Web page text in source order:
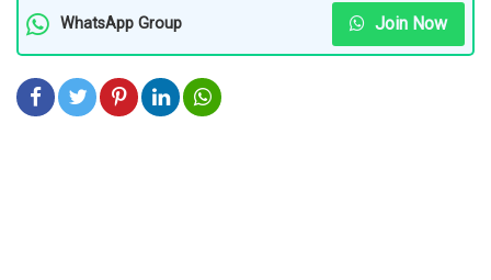
WhatsApp Group Join Now